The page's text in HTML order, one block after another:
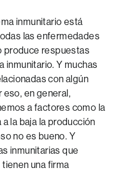
inmunitario está
las enfermedades
produce respuestas
inmunitario. Y muchas
con algún
en general,
a factores como la
la baja la producción
no es bueno. Y
inmunitarias que
una firma